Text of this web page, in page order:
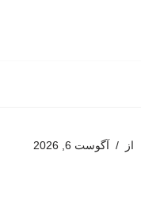
از آگوست 6, 2026